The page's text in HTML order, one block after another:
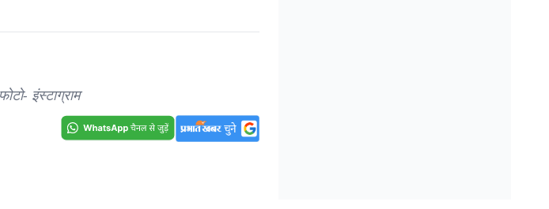
इंस्टाग्राम